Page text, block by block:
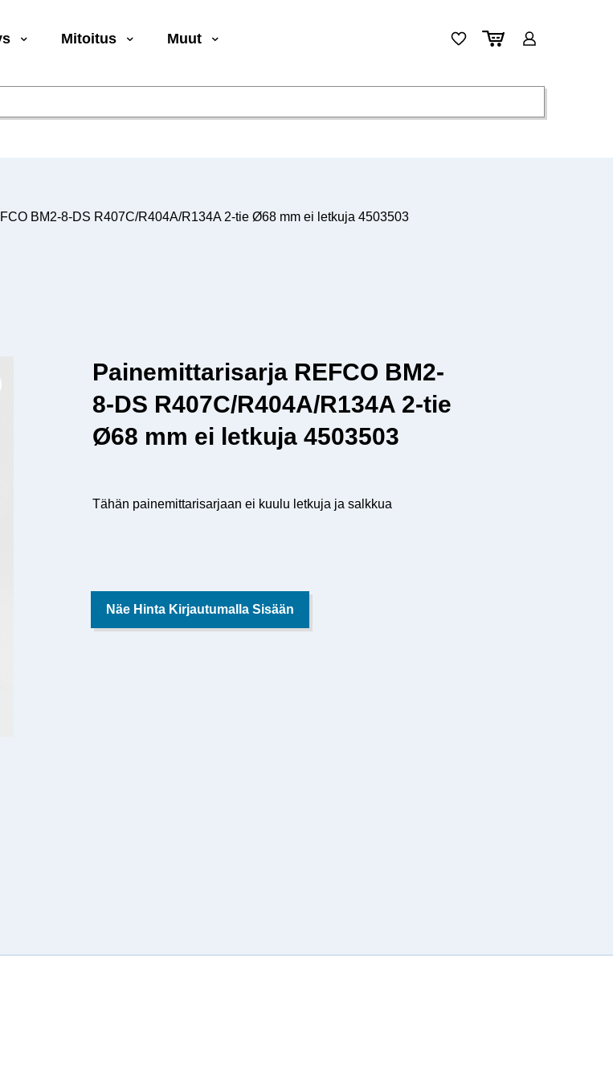
Mitoitus Muut
BM2-8-DS R407C/R404A/R134A 2-tie Ø68 mm ei letkuja 4503503
Painemittarisarja REFCO BM2-
8-DS R407C/R404A/R134A 2-tie
Ø68 mm ei letkuja 4503503
Tähän painemittarisarjaan ei kuulu letkuja ja salkkua
Näe Hinta Kirjautumalla Sisään